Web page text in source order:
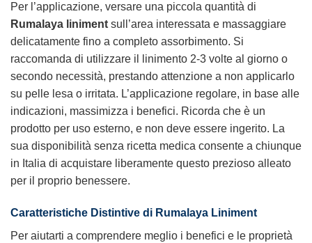
Per l’applicazione, versare una piccola quantità di
Rumalaya liniment sull’area interessata e massaggiare
delicatamente fino a completo assorbimento. Si
raccomanda di utilizzare il linimento 2-3 volte al giorno o
secondo necessità, prestando attenzione a non applicarlo
su pelle lesa o irritata. L’applicazione regolare, in base alle
indicazioni, massimizza i benefici. Ricorda che è un
prodotto per uso esterno, e non deve essere ingerito. La
sua disponibilità senza ricetta medica consente a chiunque
in Italia di acquistare liberamente questo prezioso alleato
per il proprio benessere.
Caratteristiche Distintive di Rumalaya Liniment
Per aiutarti a comprendere meglio i benefici e le proprietà